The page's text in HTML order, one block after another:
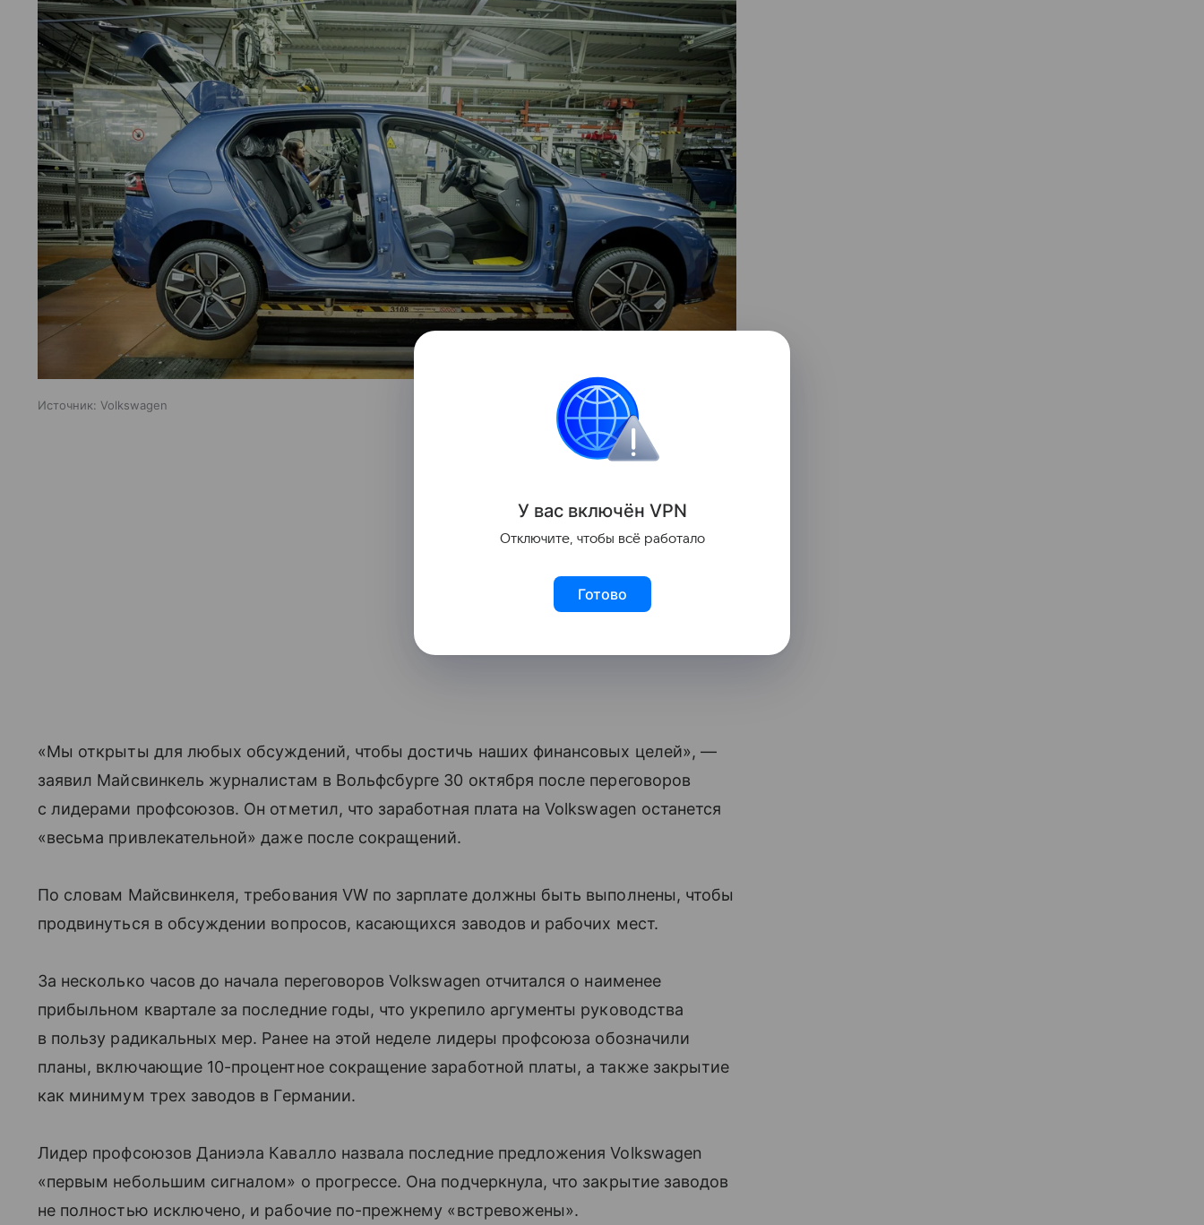
Источник: Volkswagen
«Мы открыты для любых обсуждений, чтобы достичь наших финансовых целей», —
заявил Майсвинкель журналистам в Вольфсбурге 30 октября после переговоров
с лидерами профсоюзов. Он отметил, что заработная плата на Volkswagen останется
«весьма привлекательной» даже после сокращений.
По словам Майсвинкеля, требования VW по зарплате должны быть выполнены, чтобы
продвинуться в обсуждении вопросов, касающихся заводов и рабочих мест.
За несколько часов до начала переговоров Volkswagen отчитался о наименее
прибыльном квартале за последние годы, что укрепило аргументы руководства
в пользу радикальных мер. Ранее на этой неделе лидеры профсоюза обозначили
планы, включающие 10-процентное сокращение заработной платы, а также закрытие
как минимум трех заводов в Германии.
Лидер профсоюзов Даниэла Кавалло назвала последние предложения Volkswagen
«первым небольшим сигналом» о прогрессе. Она подчеркнула, что закрытие заводов
не полностью исключено, и рабочие по-прежнему «встревожены».
У вас включён VPN
Отключите, чтобы всё работало
Готово